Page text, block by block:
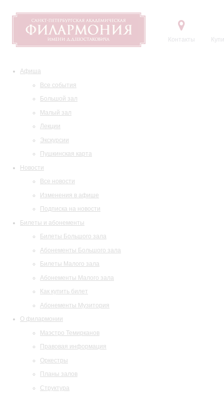
Контакты
Афиша
Все события
Большой зал
Малый зал
Лекции
Экскурсии
Пушкинская карта
Новости
Все новости
Изменения в афише
Подписка на новости
Билеты и абонементы
Билеты Большого зала
Абонементы Большого зала
Билеты Малого зала
Абонементы Малого зала
Как купить билет
Абонементы Музитория
О филармонии
Маэстро Темирканов
Правовая информация
Оркестры
Планы залов
Структура